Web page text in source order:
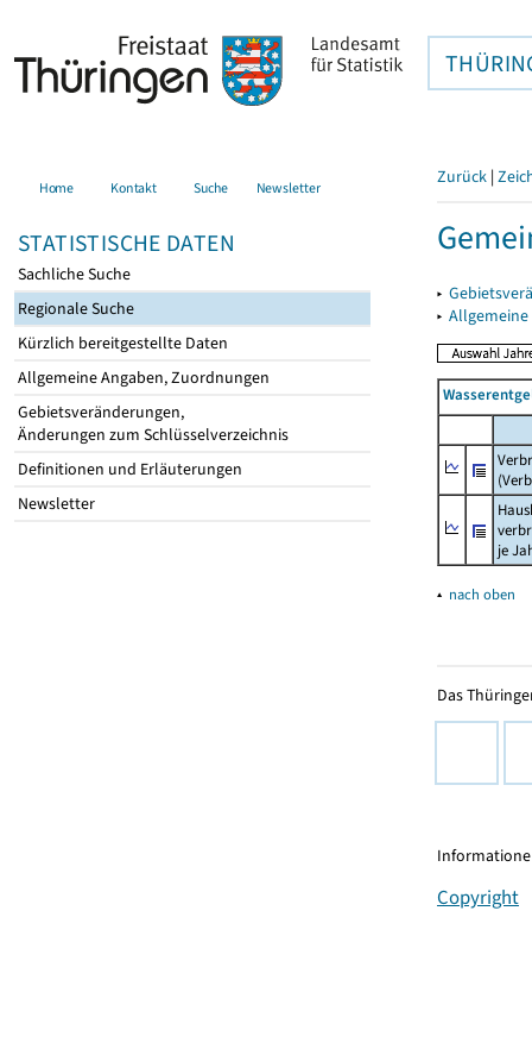
Home Kontakt Suche Newsletter
STATISTISCHE DATEN
Sachliche Suche
Regionale Suche
Kürzlich bereitgestellte Daten
Allgemeine Angaben, Zuordnungen
Gebietsveränderungen,
Änderungen zum Schlüsselverzeichnis
Definitionen und Erläuterungen
Newsletter
Zurück |
▸
▸
je
▴ nach oben
Das
Copyright